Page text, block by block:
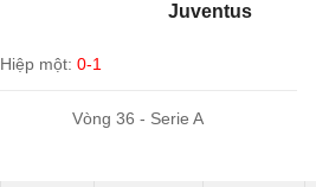
Juventus
Hiệp một: 0-1
Vòng 36 - Serie A